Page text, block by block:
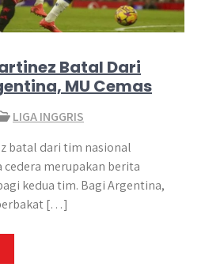
Batal Dari
MU Cemas
LIGA INGGRIS
batal dari tim nasional
merupakan berita
kedua tim. Bagi Argentina,
[…]